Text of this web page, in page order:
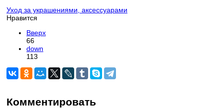
Уход за украшениями, аксессуарами
Нравится
Вверх
66
down
113
Комментировать